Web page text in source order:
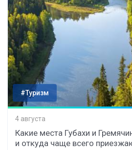
#Туризм
4 августа
Какие места Губахи и
и откуда чаще всего